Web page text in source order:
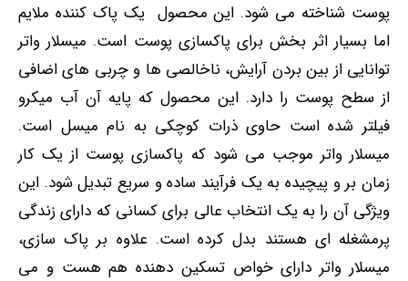
پوست شناخته می‌ شود. این محصول یک پاک ‌کننده‌ ملایم
اما بسیار اثر بخش برای پاکسازی پوست است. میسلار واتر
توانایی از بین بردن آرایش، ناخالصی‌ ها و چربی‌ های اضافی
از سطح پوست را دارد. این محصول که پایه‌ آن آب میکرو
فیلتر شده است حاوی ذرات کوچکی به نام میسل‌ است.
میسلار واتر موجب می ‌شود که پاکسازی پوست از یک کار
زمان ‌بر و پیچیده به یک فرآیند ساده و سریع تبدیل شود. این
ویژگی آن را به یک انتخاب عالی برای کسانی که دارای زندگی
پرمشغله‌ ای هستند بدل کرده است. علاوه بر پاک ‌سازی،
میسلار واتر دارای خواص تسکین دهنده هم هست و می‌